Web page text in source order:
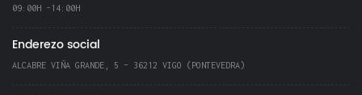
09:00H -14:00H
Enderezo social
ALCABRE VIÑA GRANDE, 5 – 36212 VIGO (PONTEVEDRA)